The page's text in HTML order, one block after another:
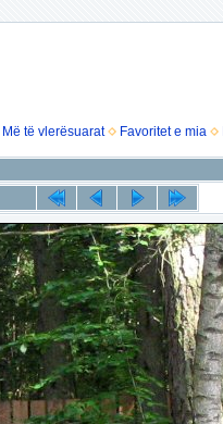
Më të vlerësuarat Favoritet e mia